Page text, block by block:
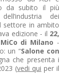
da subito il più
dei
settore in ambito
edizione - il 22,
di Milano -
un “Salone con
che presenta i
(vedi qui per il